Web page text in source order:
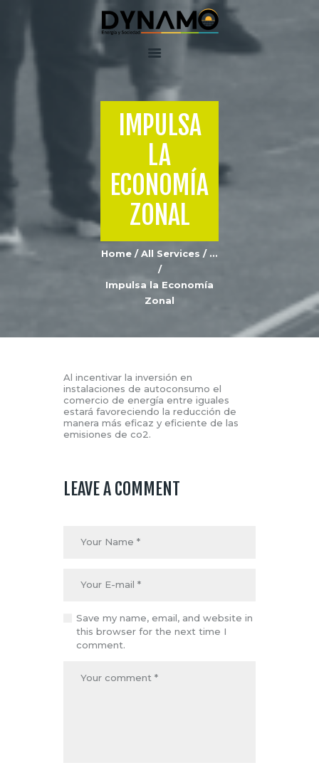
IMPULSA
LA
ECONOMÍA
ZONAL
Home All Services ...
Impulsa la Economía
Zonal
Contactenos
Al incentivar la inversión en
instalaciones de autoconsumo el
comercio de energía entre iguales
estará favoreciendo la reducción de
manera más eficaz y eficiente de las
emisiones de co2.
LEAVE A COMMENT
Save my name, email, and website in
this browser for the next time I
comment.